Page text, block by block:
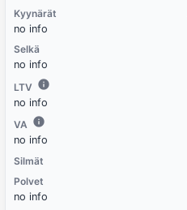
Kyynärät
no info
Selkä
no info
LTV
no info
VA
no info
Silmät
Polvet
no info